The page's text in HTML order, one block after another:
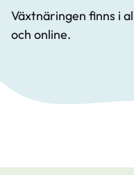
Växtnäringen finns i
och online.